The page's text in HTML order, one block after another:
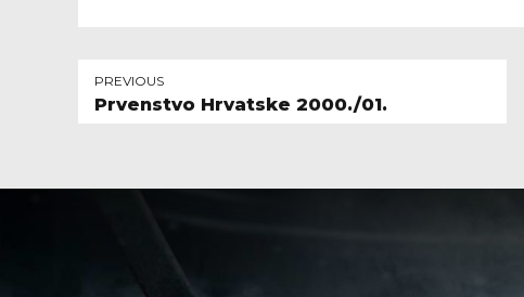
PREVIOUS
Prvenstvo Hrvatske 2000./01.